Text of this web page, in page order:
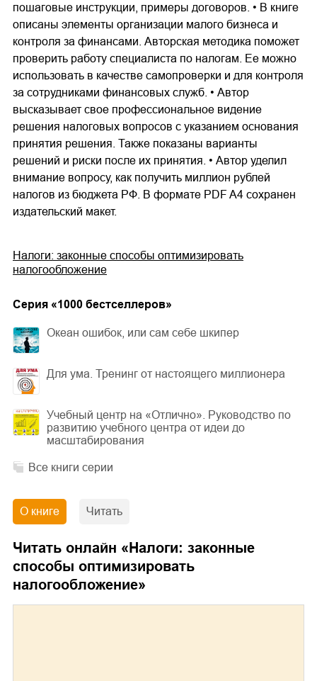
пошаговые инструкции, примеры договоров. • В книге
описаны элементы организации малого бизнеса и
контроля за финансами. Авторская методика поможет
проверить работу специалиста по налогам. Ее можно
использовать в качестве самопроверки и для контроля
за сотрудниками финансовых служб. • Автор
высказывает свое профессиональное видение
решения налоговых вопросов с указанием основания
принятия решения. Также показаны варианты
решений и риски после их принятия. • Автор уделил
внимание вопросу, как получить миллион рублей
налогов из бюджета РФ. В формате PDF A4 сохранен
издательский макет.
Налоги: законные способы оптимизировать
налогообложение
Cерия «1000 бестселлеров»
Океан ошибок, или сам себе шкипер
Для ума. Тренинг от настоящего миллионера
Учебный центр на «Отлично». Руководство по
развитию учебного центра от идеи до
масштабирования
Все книги серии
О книге Читать
Читать онлайн « Налоги: законные
способы оптимизировать
налогообложение»